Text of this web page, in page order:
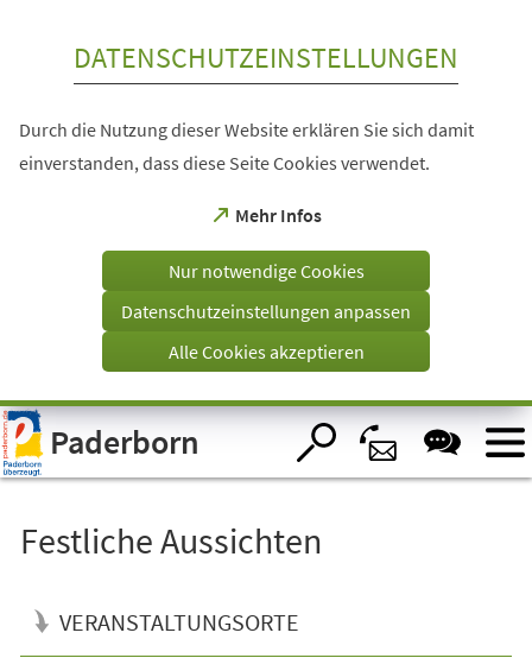
Visuelle
Assistenzsoftware
öffnen.
DATENSCHUTZEINSTELLUNGEN
Durch die Nutzung dieser Website erklären Sie sich damit
einverstanden, dass diese Seite Cookies verwendet.
Mehr Infos
(Öffnet
einem
Tab)
Nur notwendige Cookies
Datenschutzeinstellungen anpassen
Alle Cookies akzeptieren
Paderborn
Festliche Aussichten
VERANSTALTUNGSORTE